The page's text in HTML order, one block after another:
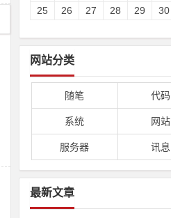
25
26 27 28 29 30
网站分类
随笔 代码
系统 网站
服务器 讯息
最新文章